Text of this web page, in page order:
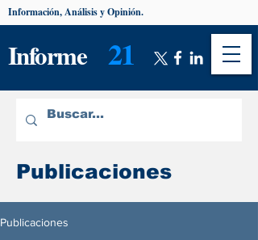
Informe 21
Información, Análisis y Opinión.
Publicaciones
Publicaciones